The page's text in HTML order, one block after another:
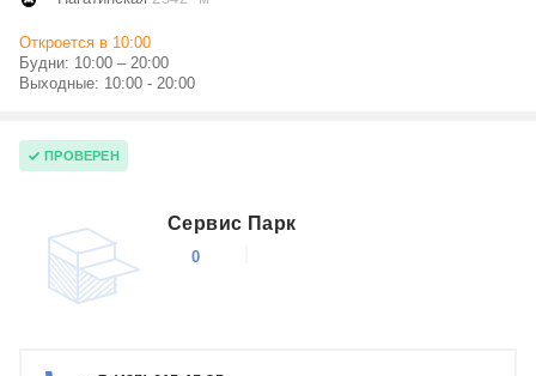
Откроется в 10:00
Будни: 10:00 – 20:00
Выходные: 10:00 - 20:00
ПРОВЕРЕН
Сервис Парк
0